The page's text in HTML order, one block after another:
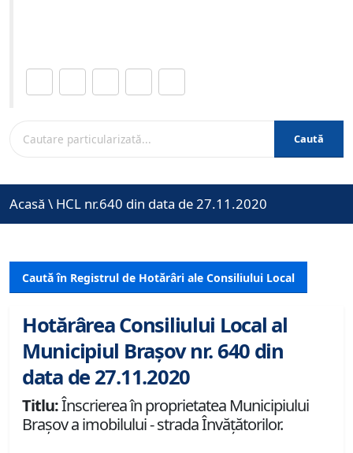
Caută
Acasă \ HCL nr.640 din data de 27.11.2020
Caută în Registrul de Hotărâri ale Consiliului Local
Hotărârea Consiliului Local al
Municipiul Brașov nr. 640 din
data de 27.11.2020
Titlu:Înscrierea în proprietatea Municipiului
Brașov a imobilului - strada Învățătorilor.